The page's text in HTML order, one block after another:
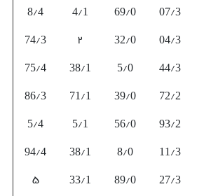
07/3
69/0
4/1
8/4
04/3
32/0 ۲
74/3
44/3
5/0
38/1
75/4
72/2
39/0
71/1
86/3
93/2
56/0
5/1
5/4
11/3
8/0
38/1
94/4
27/3
89/0
33/1
۵